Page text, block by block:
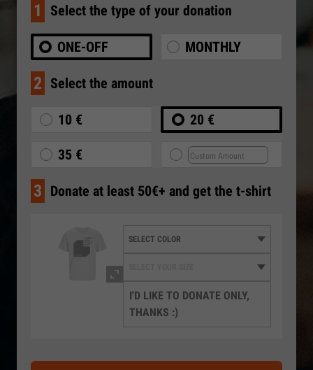
1 Select the type of your donation
ONE-OFF MONTHLY
2 Select the amount
10 € 20 €
35 €
3 Donate at least 50€+ and get the t-shirt
I'D LIKE TO DONATE ONLY,
THANKS :)